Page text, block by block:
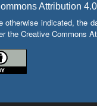
Attribution
otherwise indicated, the
the Creative Commons